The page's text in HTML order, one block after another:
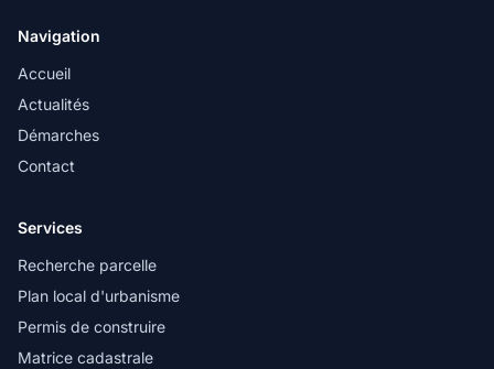
Navigation
Accueil
Actualités
Démarches
Contact
Services
Recherche parcelle
Plan local d'urbanisme
Permis de construire
Matrice cadastrale